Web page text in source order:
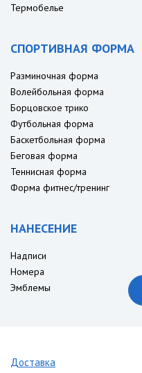
Термобелье
СПОРТИВНАЯ ФОРМА
Разминочная форма
Волейбольная форма
Борцовское трико
Футбольная форма
Баскетбольная форма
Беговая форма
Теннисная форма
Форма фитнес/тренинг
НАНЕСЕНИЕ
Надписи
Номера
Эмблемы
Доставка